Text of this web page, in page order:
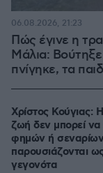
Πώς έγινε η
Μάλια: Βούτηξε
πνίγηκε, τα
06.08.2026, 21:23
Χρίστος Κούγιας:
ζωή δεν μπορεί να
φημών ή
παρουσιάζονται
γεγονότα